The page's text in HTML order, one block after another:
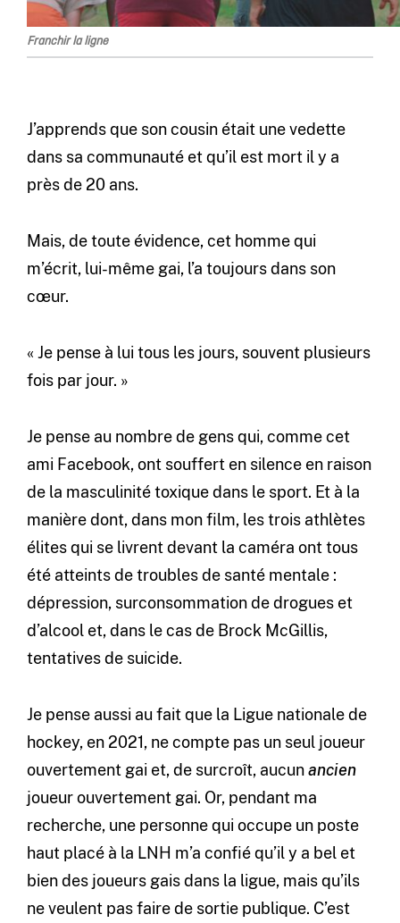
Franchir la ligne
J’apprends que son cousin était une vedette
dans sa communauté et qu’il est mort il y a
près de 20 ans.
Mais, de toute évidence, cet homme qui
m’écrit, lui-même gai, l’a toujours dans son
cœur.
« Je pense à lui tous les jours, souvent plusieurs
fois par jour. »
Je pense au nombre de gens qui, comme cet
ami Facebook, ont souffert en silence en raison
de la masculinité toxique dans le sport. Et à la
manière dont, dans mon film, les trois athlètes
élites qui se livrent devant la caméra ont tous
été atteints de troubles de santé mentale :
dépression, surconsommation de drogues et
d’alcool et, dans le cas de Brock McGillis,
tentatives de suicide.
Je pense aussi au fait que la Ligue nationale de
hockey, en 2021, ne compte pas un seul joueur
ouvertement gai et, de surcroît, aucunancien
joueur ouvertement gai. Or, pendant ma
recherche, une personne qui occupe un poste
haut placé à la LNH m’a confié qu’il y a bel et
bien des joueurs gais dans la ligue, mais qu’ils
ne veulent pas faire de sortie publique. C’est